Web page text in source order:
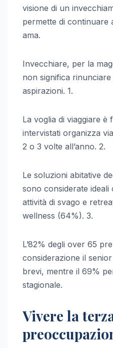
visione di un
permette di continuare
ama.
Invecchiare, per la
non significa
aspirazioni. 1.
La voglia di viaggiare
intervistati organizza
2 o 3 volte all’anno. 2.
Le soluzioni abitative
sono considerate
attività di svago e
wellness (64%). 3.
L’82% degli over 65
considerazione il
brevi, mentre il 69%
stagionale.
Vivere la